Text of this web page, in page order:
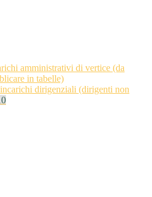
amministrativi di vertice (da
in tabelle)
dirigenziali (dirigenti non